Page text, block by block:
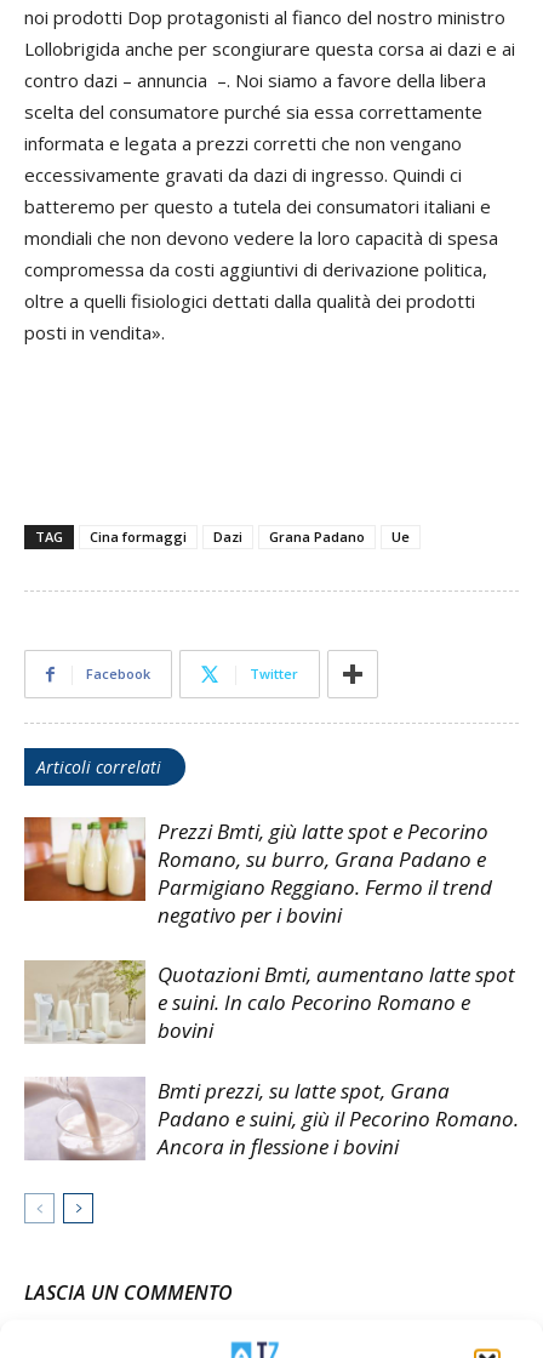
noi prodotti Dop protagonisti al fianco del nostro ministro
Lollobrigida anche per scongiurare questa corsa ai dazi e ai
contro dazi – annuncia –. Noi siamo a favore della libera
scelta del consumatore purché sia essa correttamente
informata e legata a prezzi corretti che non vengano
eccessivamente gravati da dazi di ingresso. Quindi ci
batteremo per questo a tutela dei consumatori italiani e
mondiali che non devono vedere la loro capacità di spesa
compromessa da costi aggiuntivi di derivazione politica,
oltre a quelli fisiologici dettati dalla qualità dei prodotti
posti in vendita».
TAG Cina formaggi Dazi Grana Padano Ue
Facebook Twitter
Articoli correlati
Prezzi Bmti, giù latte spot e Pecorino
Romano, su burro, Grana Padano e
Parmigiano Reggiano. Fermo il trend
negativo per i bovini
Quotazioni Bmti, aumentano latte spot
e suini. In calo Pecorino Romano e
bovini
Bmti prezzi, su latte spot, Grana
Padano e suini, giù il Pecorino Romano.
Ancora in flessione i bovini
LASCIA UN COMMENTO